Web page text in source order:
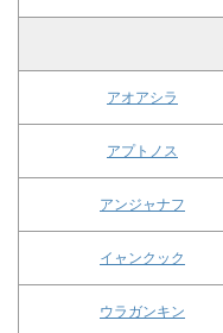
アオアシラ
アプトノス
アンジャナフ
イャンクック
ウラガンキン